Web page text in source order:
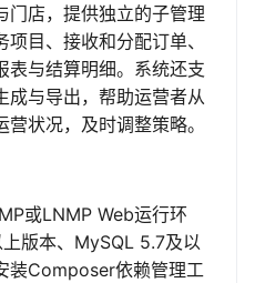
门店，提供独立的子管理
目、接收和分配订单、
表与结算明细。系统还支
成与导出，帮助运营者从
状况，及时调整策略。
或LNMP Web运行环
版本、MySQL 5.7及以
装Composer依赖管理工